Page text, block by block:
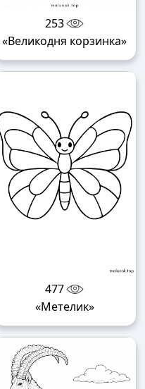
253
«Великодня корзинка»
477
«Метелик»